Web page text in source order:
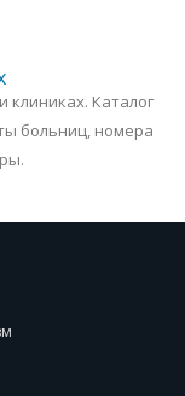
Каталог
больниц, номера